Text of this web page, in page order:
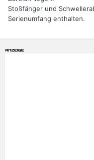
Stoßfänger und
Serienumfang enthalten.